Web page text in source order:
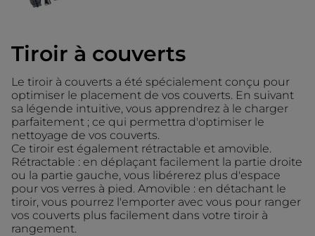
Tiroir à couverts
Le tiroir à couverts a été spécialement conçu pour
optimiser le placement de vos couverts. En suivant
sa légende intuitive, vous apprendrez à le charger
parfaitement ; ce qui permettra d'optimiser le
nettoyage de vos couverts.
Ce tiroir est également rétractable et amovible.
Rétractable : en déplaçant facilement la partie droite
ou la partie gauche, vous libérerez plus d'espace
pour vos verres à pied. Amovible : en détachant le
tiroir, vous pourrez l'emporter avec vous pour ranger
vos couverts plus facilement dans votre tiroir à
rangement.